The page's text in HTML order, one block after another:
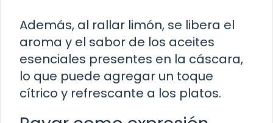
Además, al rallar limón, se libera el
aroma y el sabor de los aceites
esenciales presentes en la cáscara,
lo que puede agregar un toque
cítrico y refrescante a los platos.